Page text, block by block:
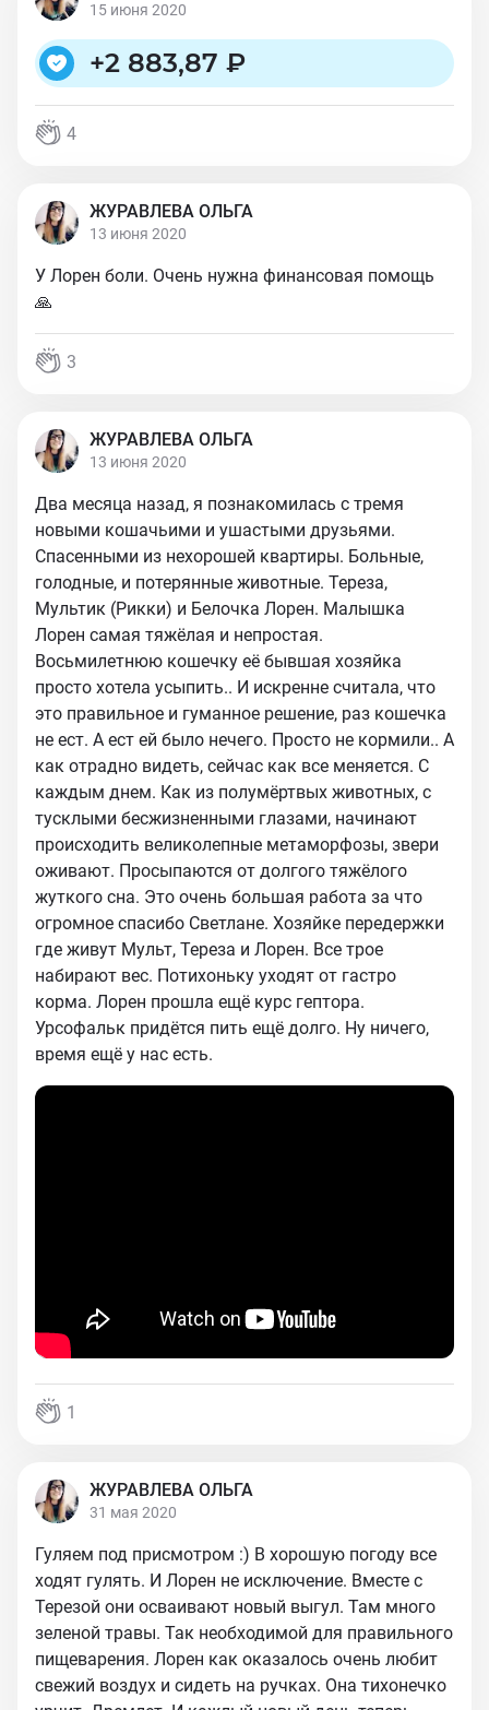
15 июня 2020
+2 883,87 ₽
4
ЖУРАВЛЕВА ОЛЬГА
13 июня 2020
У Лорен боли. Очень нужна финансовая помощь
🙏
3
ЖУРАВЛЕВА ОЛЬГА
13 июня 2020
Два месяца назад, я познакомилась с тремя
новыми кошачьими и ушастыми друзьями.
Спасенными из нехорошей квартиры. Больные,
голодные, и потерянные животные. Тереза,
Мультик (Рикки) и Белочка Лорен. Малышка
Лорен самая тяжёлая и непростая.
Восьмилетнюю кошечку её бывшая хозяйка
просто хотела усыпить.. И искренне считала, что
это правильное и гуманное решение, раз кошечка
не ест. А ест ей было нечего. Просто не кормили.. А
как отрадно видеть, сейчас как все меняется. С
каждым днем. Как из полумёртвых животных, с
тусклыми бесжизненными глазами, начинают
происходить великолепные метаморфозы, звери
оживают. Просыпаются от долгого тяжёлого
жуткого сна. Это очень большая работа за что
огромное спасибо Светлане. Хозяйке передержки
где живут Мульт, Тереза и Лорен. Все трое
набирают вес. Потихоньку уходят от гастро
корма. Лорен прошла ещё курс гептора.
Урсофальк придётся пить ещё долго. Ну ничего,
время ещё у нас есть.
1
ЖУРАВЛЕВА ОЛЬГА
31 мая 2020
Гуляем под присмотром :) В хорошую погоду все
ходят гулять. И Лорен не исключение. Вместе с
Терезой они осваивают новый выгул. Там много
зеленой травы. Так необходимой для правильного
пищеварения. Лорен как оказалось очень любит
свежий воздух и сидеть на ручках. Она тихонечко